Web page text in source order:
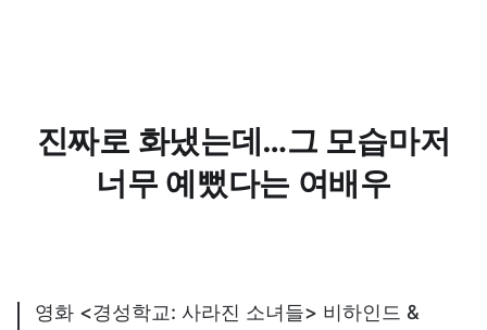
진짜로 화냈는데…그 모습마저
너무 예뻤다는 여배우
영화 <경성학교: 사라진 소녀들> 비하인드 &